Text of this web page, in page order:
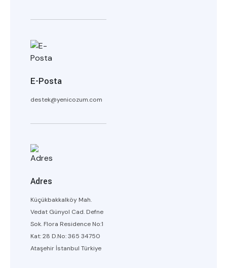
E-Posta
destek@yenicozum.com
Adres
Küçükbakkalköy Mah.
Vedat Günyol Cad. Defne
Sok. Flora Residence No:1
Kat: 28 D.No: 365 34750
Ataşehir İstanbul Türkiye